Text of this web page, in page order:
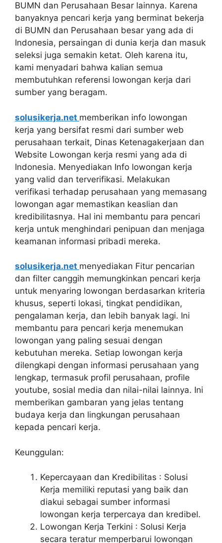
BUMN dan Perusahaan Besar lainnya. Karena
banyaknya pencari kerja yang berminat bekerja
di BUMN dan Perusahaan besar yang ada di
Indonesia, persaingan di dunia kerja dan masuk
seleksi juga semakin ketat. Oleh karena itu,
kami menyadari bahwa kalian semua
membutuhkan referensi lowongan kerja dari
sumber yang beragam.
solusikerja.net memberikan info lowongan
kerja yang bersifat resmi dari sumber web
perusahaan terkait, Dinas Ketenagakerjaan dan
Website Lowongan kerja resmi yang ada di
Indonesia. Menyediakan Info lowongan kerja
yang valid dan terverifikasi. Melakukan
verifikasi terhadap perusahaan yang memasang
lowongan agar memastikan keaslian dan
kredibilitasnya. Hal ini membantu para pencari
kerja untuk menghindari penipuan dan menjaga
keamanan informasi pribadi mereka.
solusikerja.net menyediakan Fitur pencarian
dan filter canggih memungkinkan pencari kerja
untuk menyaring lowongan berdasarkan kriteria
khusus, seperti lokasi, tingkat pendidikan,
pengalaman kerja, dan lebih banyak lagi. Ini
membantu para pencari kerja menemukan
lowongan yang paling sesuai dengan
kebutuhan mereka. Setiap lowongan kerja
dilengkapi dengan informasi perusahaan yang
lengkap, termasuk profil perusahaan, profile
youtube, sosial media dan nilai-nilai lainnya. Ini
memberikan gambaran yang jelas tentang
budaya kerja dan lingkungan perusahaan
kepada pencari kerja.
Keunggulan:
Kepercayaan dan Kredibilitas : Solusi
Kerja memiliki reputasi yang baik dan
diakui sebagai sumber informasi
lowongan kerja terpercaya dan kredibel.
Lowongan Kerja Terkini : Solusi Kerja
secara teratur memperbarui lowongan